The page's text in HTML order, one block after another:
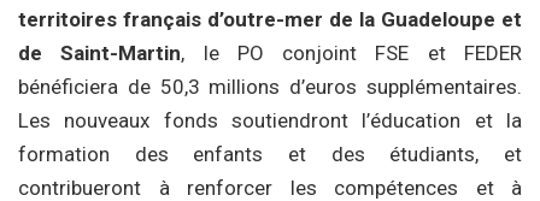
territoires français d’outre-mer de la Guadeloupe et
de Saint-Martin, le PO conjoint FSE et FEDER
bénéficiera de 50,3 millions d’euros supplémentaires.
Les nouveaux fonds soutiendront l’éducation et la
formation des enfants et des étudiants, et
contribueront à renforcer les compétences et à